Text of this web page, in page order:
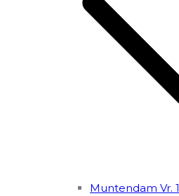
Muntendam Vr. 1